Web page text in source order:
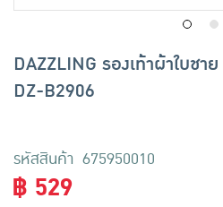
DAZZLING รองเท้าผ้าใบช
DZ-B2906
รหัสสินค้า 675950010
฿ 529